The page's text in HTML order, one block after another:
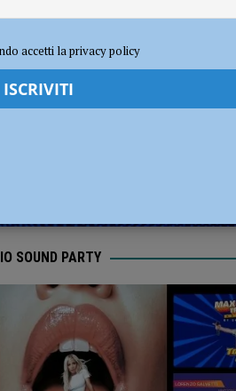
nella provincia di Piacenza”
a Piacenza
SOUND PARTY
accetti la privacy policy